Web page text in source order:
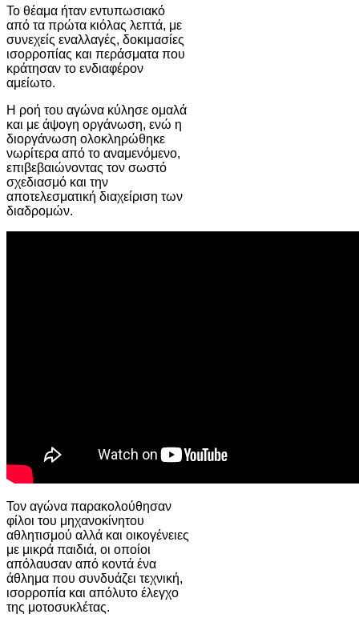
Το θέαμα ήταν εντυπωσιακό
από τα πρώτα κιόλας λεπτά, με
συνεχείς εναλλαγές, δοκιμασίες
ισορροπίας και περάσματα που
κράτησαν το ενδιαφέρον
αμείωτο.
Η ροή του αγώνα κύλησε ομαλά
και με άψογη οργάνωση, ενώ η
διοργάνωση ολοκληρώθηκε
νωρίτερα από το αναμενόμενο,
επιβεβαιώνοντας τον σωστό
σχεδιασμό και την
αποτελεσματική διαχείριση των
διαδρομών.
Τον αγώνα παρακολούθησαν
φίλοι του μηχανοκίνητου
αθλητισμού αλλά και οικογένειες
με μικρά παιδιά, οι οποίοι
απόλαυσαν από κοντά ένα
άθλημα που συνδυάζει τεχνική,
ισορροπία και απόλυτο έλεγχο
της μοτοσυκλέτας.